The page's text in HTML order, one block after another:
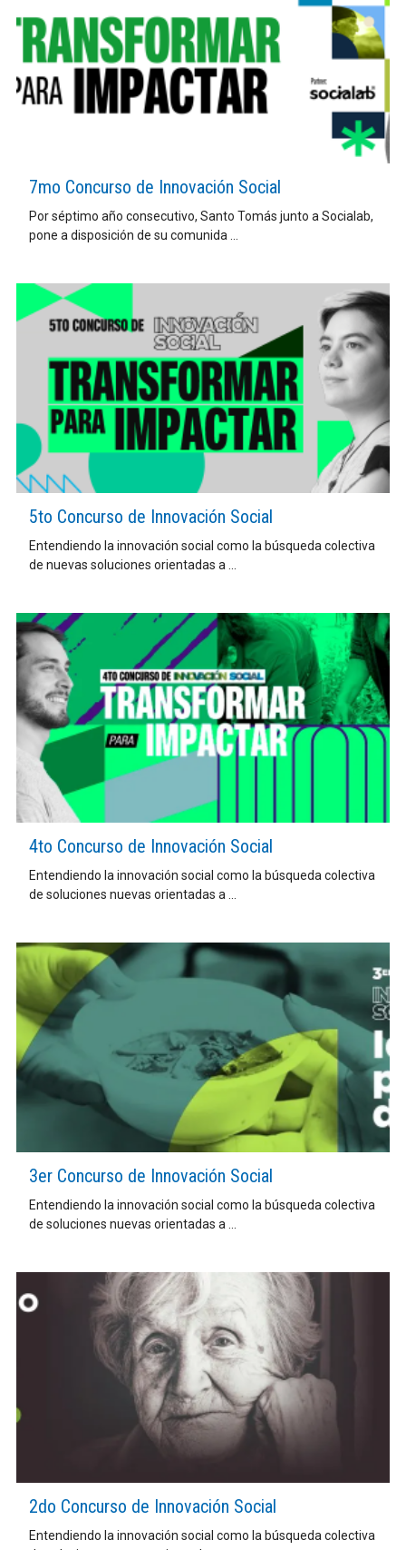
7mo Concurso de Innovación Social
Por séptimo año consecutivo, Santo Tomás junto a Socialab,
pone a disposición de su comunida ...
5to Concurso de Innovación Social
Entendiendo la innovación social como la búsqueda colectiva
de nuevas soluciones orientadas a ...
4to Concurso de Innovación Social
Entendiendo la innovación social como la búsqueda colectiva
de soluciones nuevas orientadas a ...
3er Concurso de Innovación Social
Entendiendo la innovación social como la búsqueda colectiva
de soluciones nuevas orientadas a ...
2do Concurso de Innovación Social
Entendiendo la innovación social como la búsqueda colectiva